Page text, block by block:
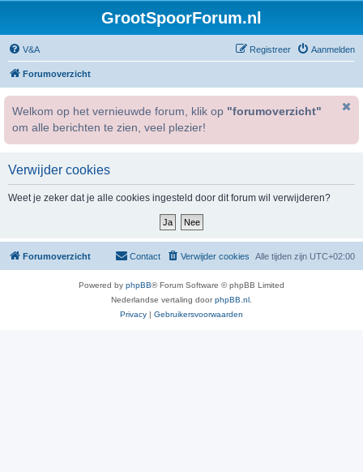
GrootSpoorForum.nl
V&A Aanmelden
Registreer
Forumoverzicht
Welkom op het vernieuwde forum, klik op "forumoverzicht"
om alle berichten te zien, veel plezier!
Verwijder cookies
Weet je zeker dat je alle cookies ingesteld door dit forum wil verwijderen?
Forumoverzicht Alle tijden zijn UTC+02:00
Verwijder cookies
Contact
Powered by phpBB® Forum Software © phpBB Limited
Nederlandse vertaling doorphpBB.nl
Privacy | Gebruikersvoorwaarden